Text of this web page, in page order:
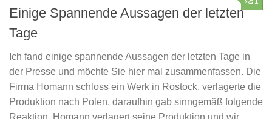
Einige Spannende Aussagen der letzten
Tage
Ich fand einige spannende Aussagen der letzten Tage in
der Presse und möchte Sie hier mal zusammenfassen. Die
Firma Homann schloss ein Werk in Rostock, verlagerte die
Produktion nach Polen, daraufhin gab sinngemäß folgende
Reaktion, Homann verlagert seine Produktion und wir